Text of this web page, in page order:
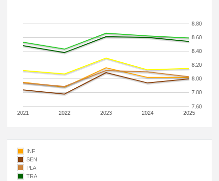
2021 2022 2023 2024 2025
7.60
7.80
8.00
8.20
8.40
8.60
8.80
INF
SEN
PLA
TRA